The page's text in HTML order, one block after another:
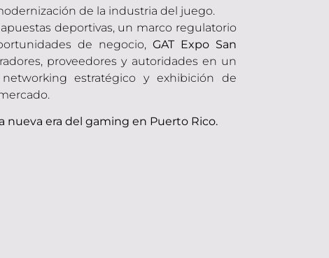
de la industria del juego.
deportivas, un marco regulatorio
de negocio, GAT Expo San
proveedores y autoridades en un
estratégico y exhibición de
nueva era del gaming en Puerto Rico.